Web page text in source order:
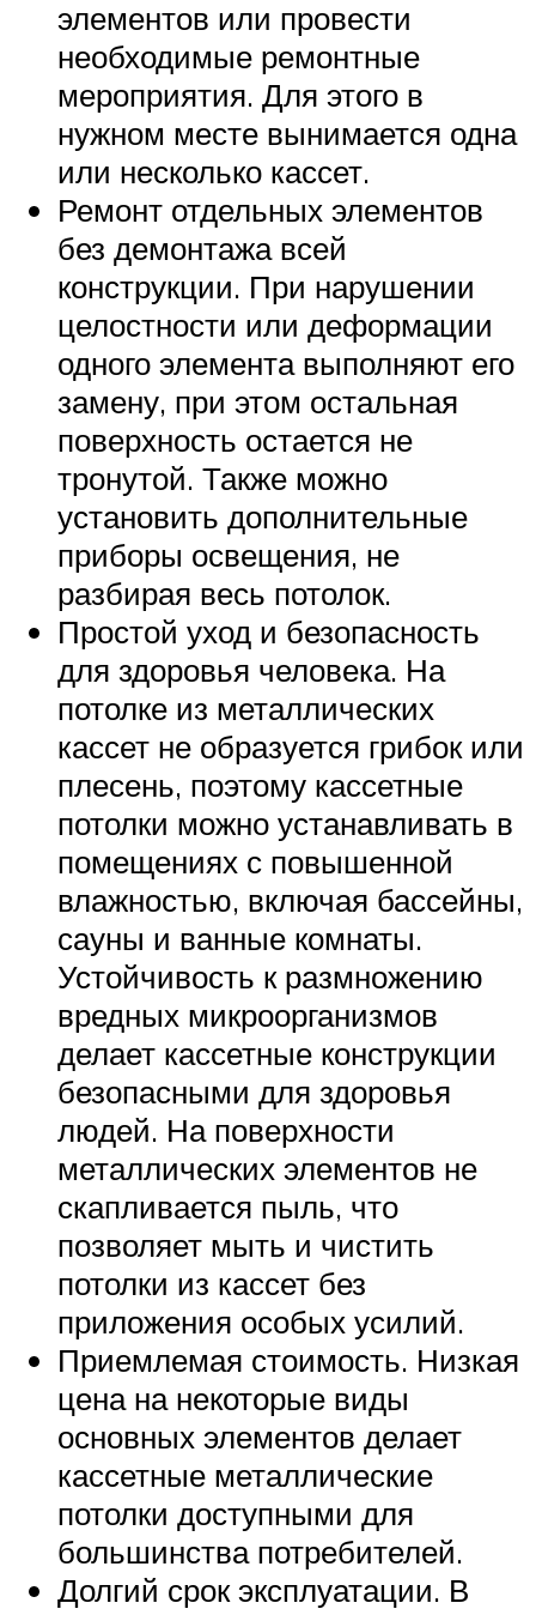
элементов или провести
необходимые ремонтные
мероприятия. Для этого в
нужном месте вынимается одна
или несколько кассет.
Ремонт отдельных элементов
без демонтажа всей
конструкции. При нарушении
целостности или деформации
одного элемента выполняют его
замену, при этом остальная
поверхность остается не
тронутой. Также можно
установить дополнительные
приборы освещения, не
разбирая весь потолок.
Простой уход и безопасность
для здоровья человека. На
потолке из металлических
кассет не образуется грибок или
плесень, поэтому кассетные
потолки можно устанавливать в
помещениях с повышенной
влажностью, включая бассейны,
сауны и ванные комнаты.
Устойчивость к размножению
вредных микроорганизмов
делает кассетные конструкции
безопасными для здоровья
людей. На поверхности
металлических элементов не
скапливается пыль, что
позволяет мыть и чистить
потолки из кассет без
приложения особых усилий.
Приемлемая стоимость. Низкая
цена на некоторые виды
основных элементов делает
кассетные металлические
потолки доступными для
большинства потребителей.
Долгий срок эксплуатации. В